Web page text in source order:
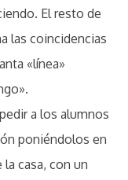
El resto de
las coincidencias
«línea»
a los alumnos
poniéndolos en
casa, con un